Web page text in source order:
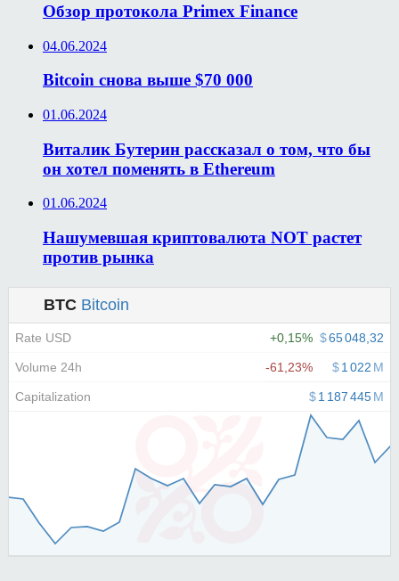
Обзор протокола Primex Finance
04.06.2024
Bitcoin снова выше $70 000
01.06.2024
Виталик Бутерин рассказал о том, что бы
он хотел поменять в Ethereum
01.06.2024
Нашумевшая криптовалюта NOT растет
против рынка